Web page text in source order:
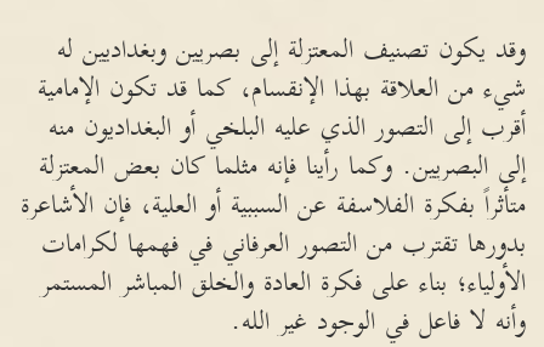
وقد يكون تصنيف المعتزلة إلى بصريين وبغداديين له
شيء من العلاقة بهذا الإنقسام، كما قد تكون الإمامية
أقرب إلى التصور الذي عليه البلخي أو البغداديون منه
إلى البصريين. وكما رأينا فإنه مثلما كان بعض المعتزلة
متأثراً بفكرة الفلاسفة عن السببية أو العلية، فإن الأشاعرة
بدورها تقترب من التصور العرفاني في فهمها لكرامات
الأولياء؛ بناء على فكرة العادة والخلق المباشر المستمر
وأنه لا فاعل في الوجود غير الله.